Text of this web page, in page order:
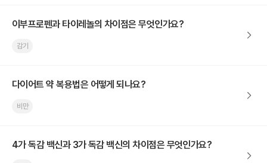
이부프로펜과 타이레놀의 차이점은 무엇인가요?
감기
다이어트 약 복용법은 어떻게 되나요?
비만
4가 독감 백신과 3가 독감 백신의 차이점은 무엇인가요?